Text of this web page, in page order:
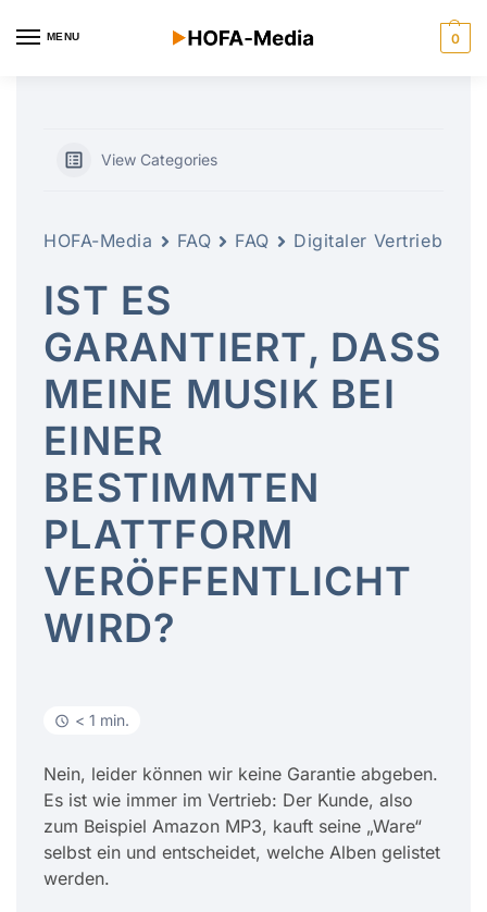
MENU 0
View Categories
HOFA-Media FAQ FAQ Digitaler Vertrieb
IST ES
GARANTIERT, DASS
MEINE MUSIK BEI
EINER
BESTIMMTEN
PLATTFORM
VERÖFFENTLICHT
WIRD?
< 1 min.
Nein, leider können wir keine Garantie abgeben.
Es ist wie immer im Vertrieb: Der Kunde, also
zum Beispiel Amazon MP3, kauft seine „Ware“
selbst ein und entscheidet, welche Alben gelistet
werden.